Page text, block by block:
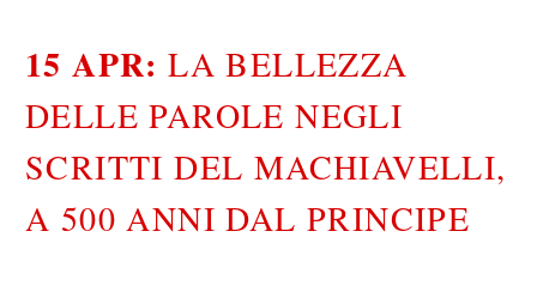
15 APR:LA BELLEZZA
DELLE PAROLE NEGLI
SCRITTI DEL MACHIAVELLI,
A 500 ANNI DAL PRINCIPE